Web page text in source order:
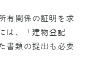
有関係の証明を求
は、「建物登記
書類の提出も必要